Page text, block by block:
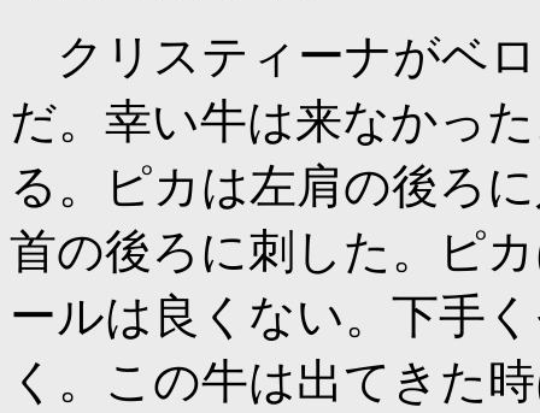
クリスティーナがベ
だ。幸い牛は来なかっ
る。ピカは左肩の後ろ
首の後ろに刺した。ピ
ールは良くない。下手
く。この牛は出てきた